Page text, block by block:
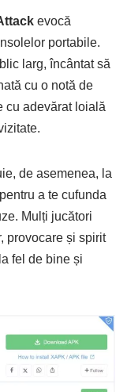
evocă
portabile.
larg, încântat să
cu o notă de
cu adevărat loială
de asemenea, la
a te cufunda
Mulți jucători
provocare și spirit
fel de bine și